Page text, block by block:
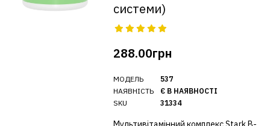
системи)
288.00грн
МОДЕЛЬ
НАЯВНІСТЬ
SKU
537
Є В НАЯВНОСТІ
31334